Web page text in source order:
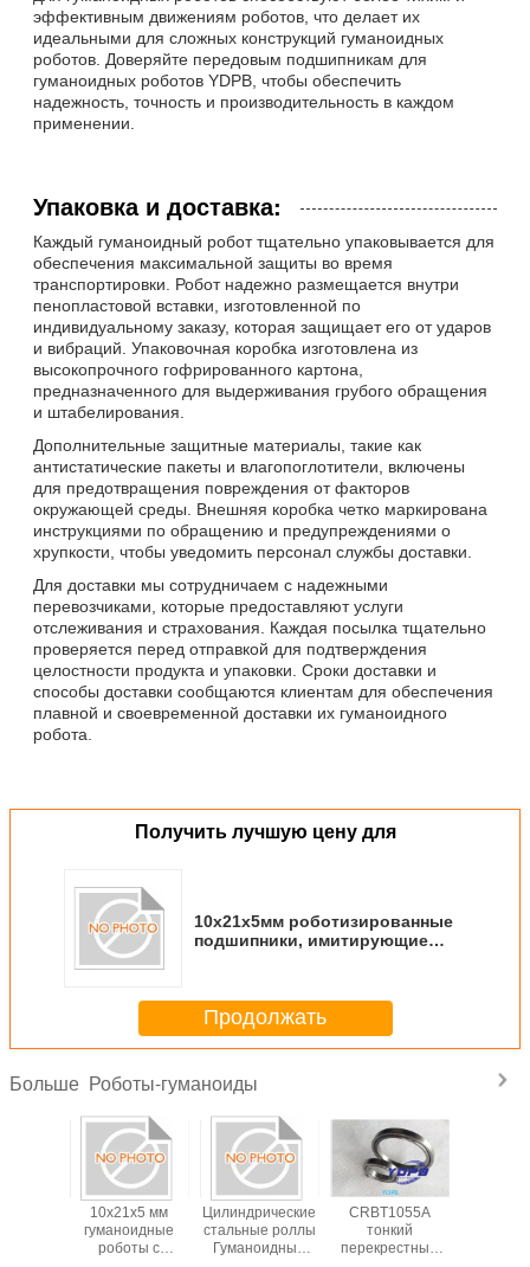
эффективным движениям роботов, что делает их
идеальными для сложных конструкций гуманоидных
роботов. Доверяйте передовым подшипникам для
гуманоидных роботов YDPB, чтобы обеспечить
надежность, точность и производительность в каждом
применении.
Упаковка и доставка:
Каждый гуманоидный робот тщательно упаковывается для
обеспечения максимальной защиты во время
транспортировки. Робот надежно размещается внутри
пенопластовой вставки, изготовленной по
индивидуальному заказу, которая защищает его от ударов
и вибраций. Упаковочная коробка изготовлена из
высокопрочного гофрированного картона,
предназначенного для выдерживания грубого обращения
и штабелирования.
Дополнительные защитные материалы, такие как
антистатические пакеты и влагопоглотители, включены
для предотвращения повреждения от факторов
окружающей среды. Внешняя коробка четко маркирована
инструкциями по обращению и предупреждениями о
хрупкости, чтобы уведомить персонал службы доставки.
Для доставки мы сотрудничаем с надежными
перевозчиками, которые предоставляют услуги
отслеживания и страхования. Каждая посылка тщательно
проверяется перед отправкой для подтверждения
целостности продукта и упаковки. Сроки доставки и
способы доставки сообщаются клиентам для обеспечения
плавной и своевременной доставки их гуманоидного
робота.
Получить лучшую цену для
10x21x5мм роботизированные
подшипники, имитирующие
движений гуманоидных
роботов, обеспечивающие
производительность
Продолжать
Больше Роботы-гуманоиды
10x21x5 мм
гуманоидные
роботы с
Цилиндрические
стальные роллы
Гуманоидные
CRBT1055A
тонкий
перекрестный